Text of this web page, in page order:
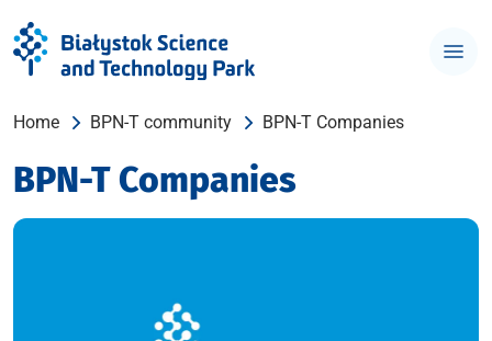
Home BPN-T community BPN-T Companies
BPN-T Companies